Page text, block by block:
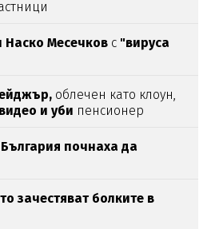
Наско Месечков с "вируса
облечен като клоун,
и уби пенсионер
почнаха да
зачестяват болките в